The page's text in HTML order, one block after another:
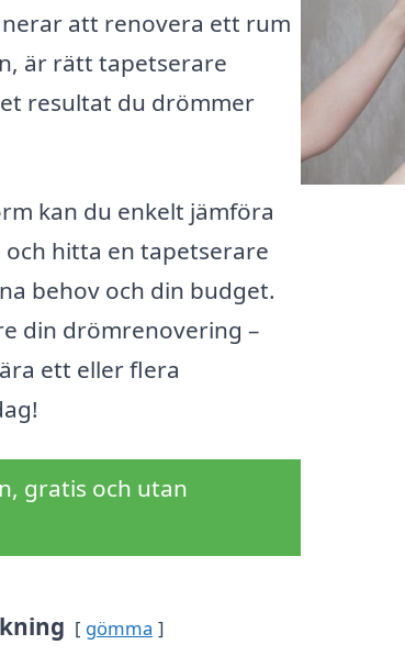
att renovera ett rum
är rätt tapetserare
resultat du drömmer
kan du enkelt jämföra
hitta en tapetserare
behov och din budget.
din drömrenovering –
ett eller flera
gratis och utan
gömma